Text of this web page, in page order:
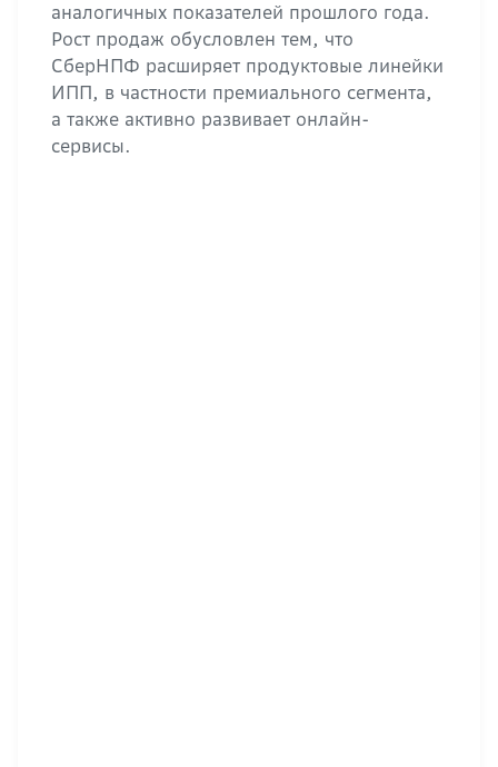
аналогичных показателей прошлого года.
Рост продаж обусловлен тем, что
СберНПФ расширяет продуктовые линейки
ИПП, в частности премиального сегмента,
а также активно развивает онлайн-
сервисы.